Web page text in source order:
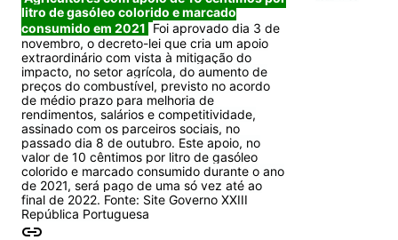
litro de gasóleo colorido e marcado
consumido em 2021 Foi aprovado dia 3 de
novembro, o decreto-lei que cria um apoio
extraordinário com vista à mitigação do
impacto, no setor agrícola, do aumento de
preços do combustível, previsto no acordo
de médio prazo para melhoria de
rendimentos, salários e competitividade,
assinado com os parceiros sociais, no
passado dia 8 de outubro. Este apoio, no
valor de 10 cêntimos por litro de gasóleo
colorido e marcado consumido durante o ano
de 2021, será pago de uma só vez até ao
final de 2022. Fonte: Site Governo XXIII
República Portuguesa